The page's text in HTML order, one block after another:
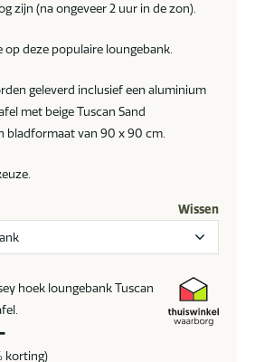
zijn (na ongeveer 2 uur in de zon).
op deze populaire loungebank.
geleverd inclusief een aluminium
met beige Tuscan Sand
bladformaat van 90 x 90 cm.
Wissen
hoek loungebank Tuscan
prijs
korting)